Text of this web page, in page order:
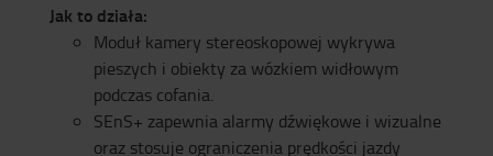
Jak to działa:
Moduł kamery stereoskopowej wykrywa
pieszych i obiekty za wózkiem widłowym
podczas cofania.
SEnS+ zapewnia alarmy dźwiękowe i wizualne
oraz stosuje ograniczenia prędkości jazdy